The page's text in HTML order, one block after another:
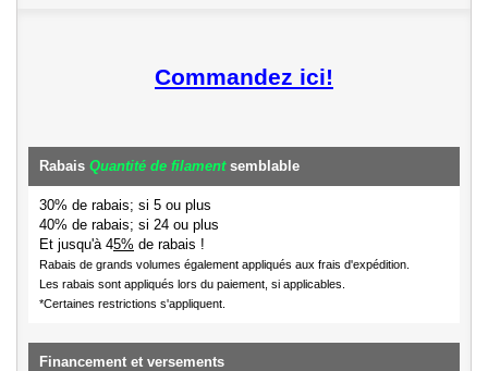
Commandez ici!
Rabais Quantité de filamentsemblable
30% de rabais; si 5 ou plus
40% de rabais; si 24 ou plus
Et jusqu'à 45% de rabais !
Rabais de grands volumes également appliqués aux frais d'expédition.
Les rabais sont appliqués lors du paiement, si applicables.
*Certaines restrictions s'appliquent.
Financement et versements